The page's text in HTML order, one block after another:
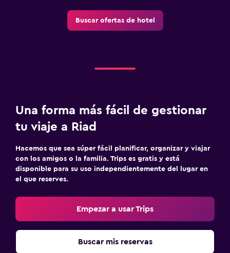
Buscar ofertas de hotel
Una forma más fácil de gestionar
tu viaje a Riad
Hacemos que sea súper fácil planificar, organizar y viajar
con los amigos o la familia. Trips es gratis y está
disponible para su uso independientemente del lugar en
el que reserves.
Empezar a usar Trips
Buscar mis reservas